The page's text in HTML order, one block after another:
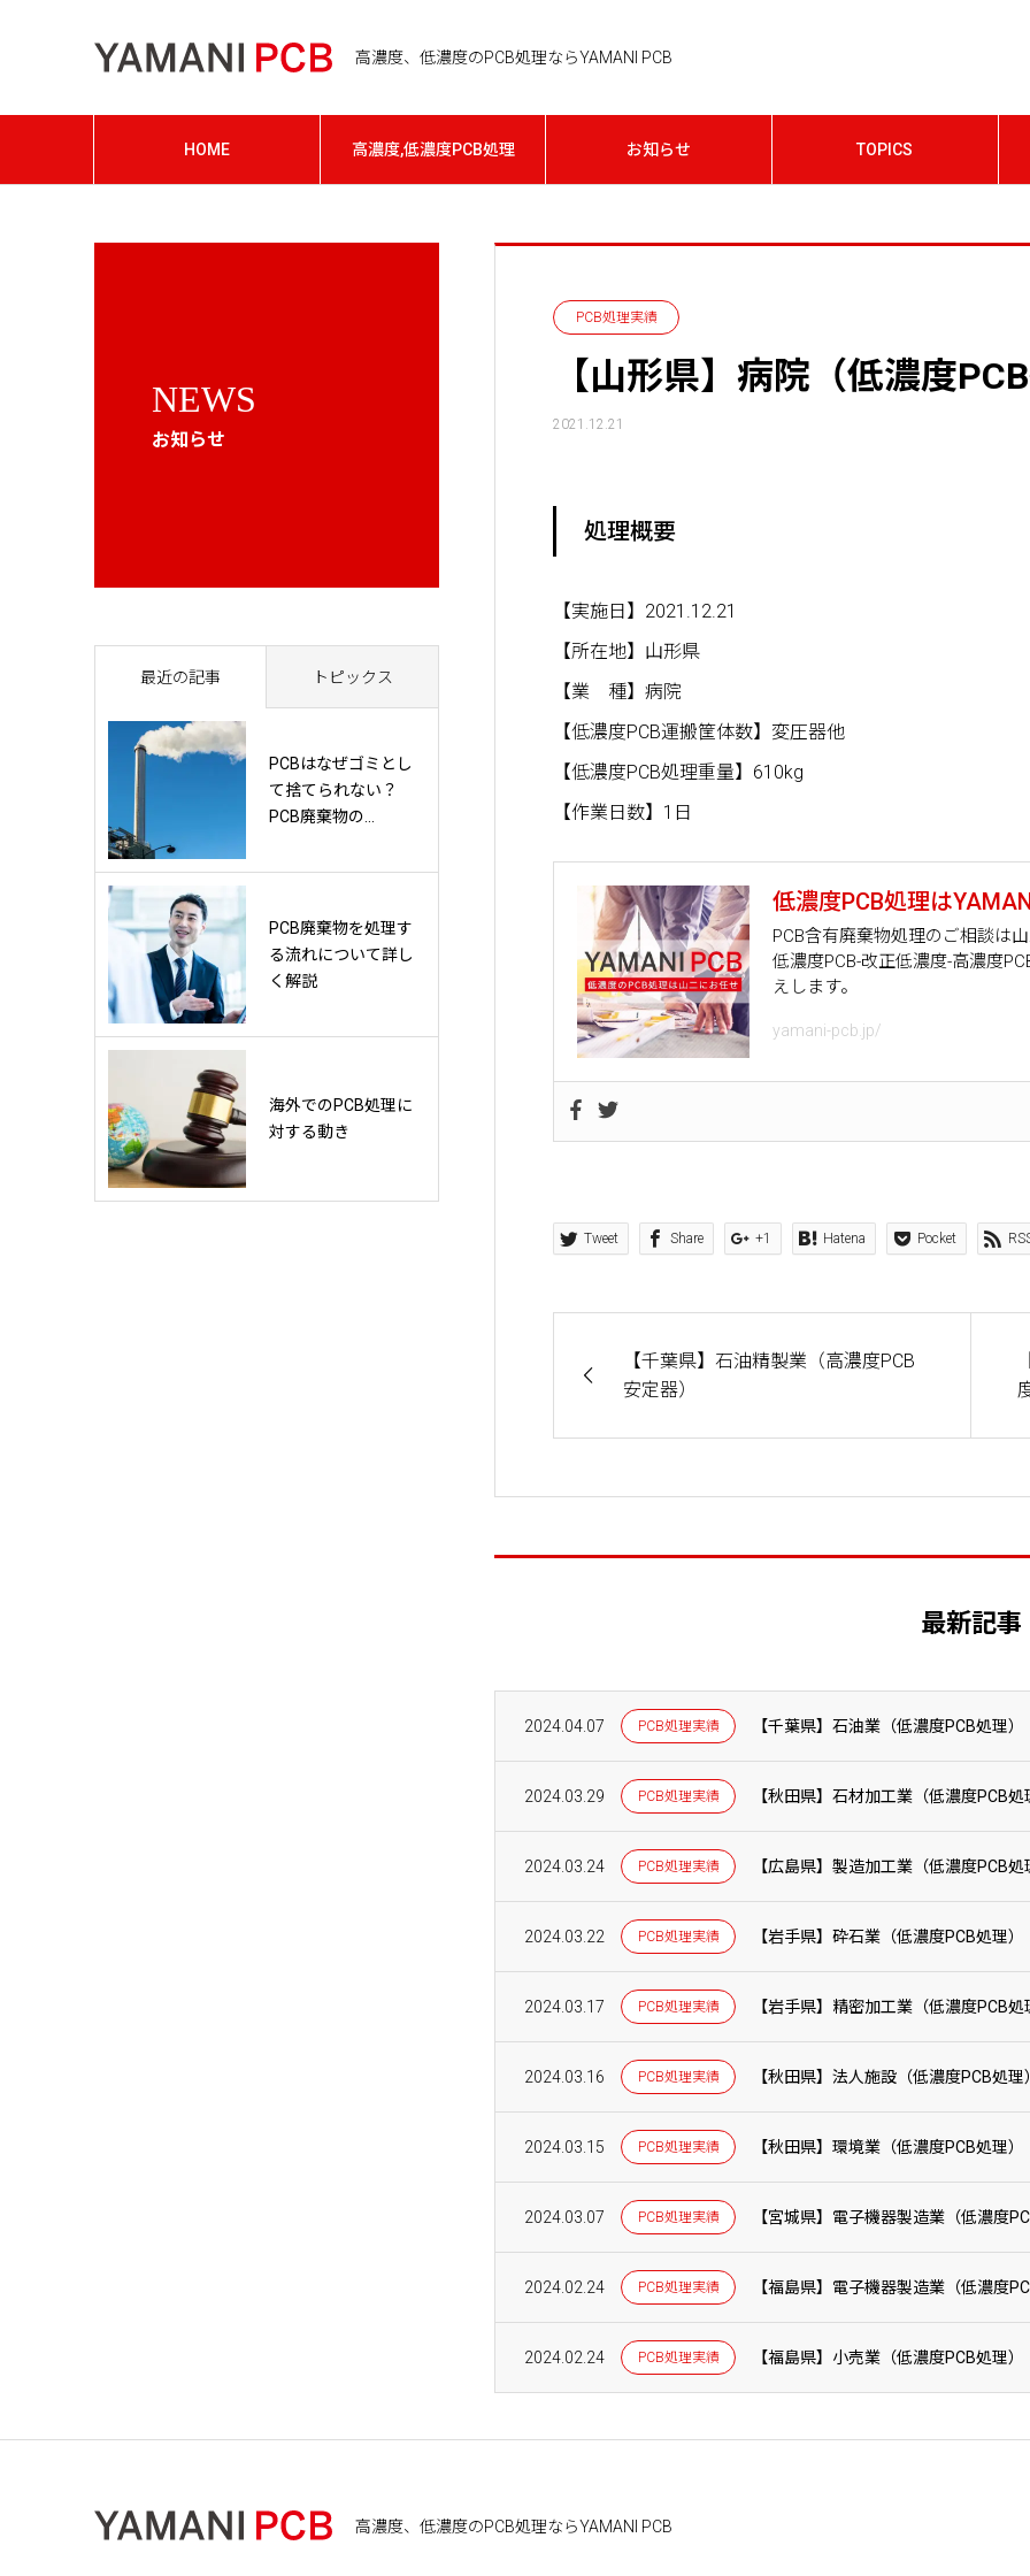
高濃度、低濃度のPCB処理ならYAMANI PCB
HOME 高濃度,低濃度PCB処理 お知らせ TOPICS
NEWS
お知らせ
PCB処理実績
【山形県】病院（低濃度PCB
2021.12.21
処理概要
【実施日】2021.12.21
【所在地】山形県
【業 種】病院
【低濃度PCB運搬筐体数】変圧器他
【低濃度PCB処理重量】610kg
【作業日数】1日
低濃度PCB処理は
PCB含有廃棄物処理のご相談は
低濃度PCB-改正低濃度-高濃度
えします。
yamani-pcb.jp/
Tweet Share +1 Hatena Pocket
【千葉県】石油精製業（高濃度PCB
安定器）
最新記事
2024.04.07 PCB処理実績 【千葉県】石油業（低濃度PCB処理）
2024.03.29 PCB処理実績 【秋田県】石材加工業（低濃度PCB処
2024.03.24 PCB処理実績 【広島県】製造加工業（低濃度PCB処
2024.03.22 PCB処理実績 【岩手県】砕石業（低濃度PCB処理）
2024.03.17 PCB処理実績 【岩手県】精密加工業（低濃度PCB処
2024.03.16 PCB処理実績 【秋田県】法人施設（低濃度PCB処理）
2024.03.15 PCB処理実績 【秋田県】環境業（低濃度PCB処理）
2024.03.07 PCB処理実績 【宮城県】電子機器製造業（低濃度
2024.02.24 PCB処理実績 【福島県】電子機器製造業（低濃度
2024.02.24 PCB処理実績 【福島県】小売業（低濃度PCB処理）
最近の記事 トピックス
PCBはなぜゴミとし
て捨てられない？
PCB廃棄物の...
PCB廃棄物を処理す
る流れについて詳し
く解説
海外でのPCB処理に
対する動き
高濃度、低濃度のPCB処理ならYAMANI PCB